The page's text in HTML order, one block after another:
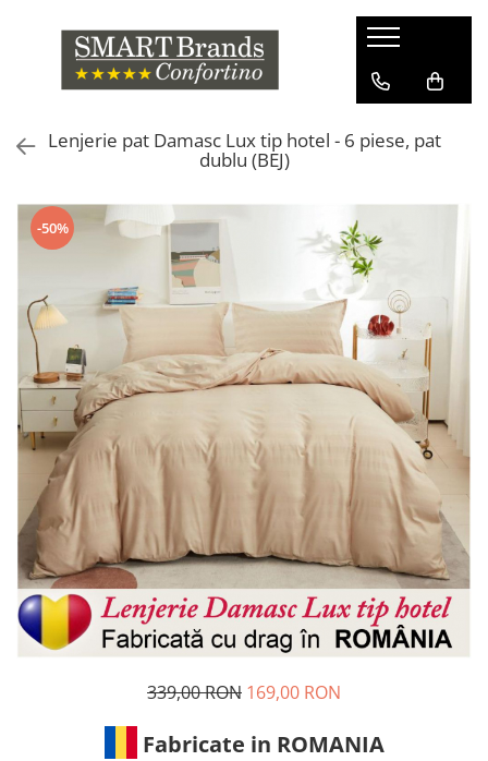
Lenjerie pat Damasc Lux tip hotel - 6 piese, pat
dublu (BEJ)
-50%
339,00 RON 169,00 RON
Fabricate in ROMANIA